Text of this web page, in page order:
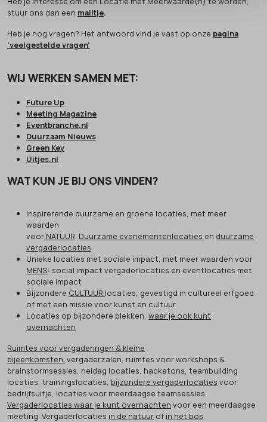
The Green House
The Green Meeting Center Arnhem
The Hague Humanity Hub
Van Rossum Stadshotel
Watermolen van Rakhorst
Wikkelboat & Red Apple Marina
Yugen Forest
ZIN
stuur ons dan een mailtje.
Heb je nog vragen? Het antwoord vind je vast op onze pagina
'veelgestelde vragen'
WIJ WERKEN SAMEN MET:
Future Up
Meeting Magazine
Eventbranche.nl
Duurzaam Nieuws
Green Key
Uitjes.nl
WAT KUN JE BIJ ONS VINDEN?
Inspirerende duurzame en groene locaties, met meer
waarden
voor NATUUR. Duurzame evenementenlocaties en duurzame
vergaderlocaties
Unieke locaties met sociale impact, met meer waarden voor
MENS: social impact vergaderlocaties en eventlocaties met
sociale impact
Bijzondere CULTUUR locaties, gevestigd in cultureel erfgoed
of met een missie voor kunst en cultuur
Locaties op bijzondere plekken, waar je ook kunt
overnachten
Ruimtes voor vergaderingen & kleine
bijeenkomsten: vergaderzalen, ruimtes voor workshops &
brainstormsessies, heidag locaties, hackatons, teambuilding
locaties, trainingslocaties, bijzondere vergaderlocaties voor
bedrijfsuitje, locaties voor meerdaagse teamsessies.
Vergaderlocaties waar je kunt overnachten voor een meerdaagse
meeting. Vergaderlocaties in de natuur of in het bos.